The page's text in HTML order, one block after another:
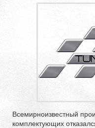
Всемирноизвестный
комплектующих